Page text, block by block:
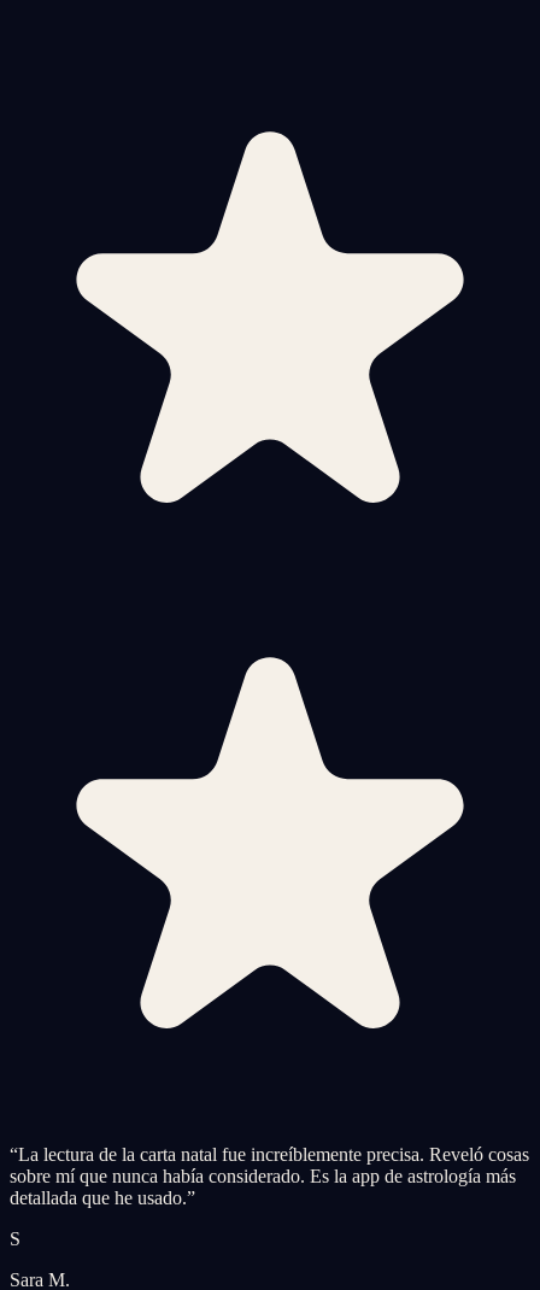
“La lectura de la carta natal fue increíblemente precisa. Reveló cosas
sobre mí que nunca había considerado. Es la app de astrología más
detallada que he usado.”
S
Sara M.